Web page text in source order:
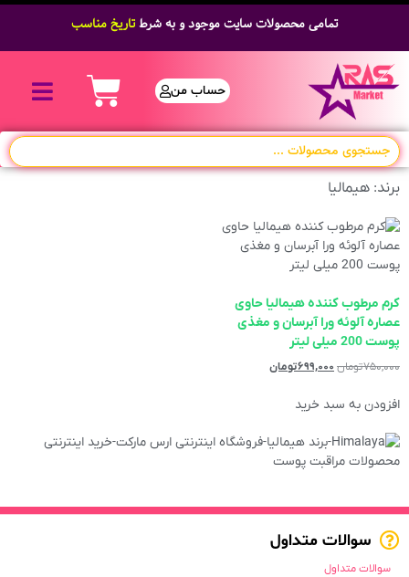
تمامی محصولات سایت موجود و به شرطتاریخ مناسب
حساب من
برند: هیمالیا
کرم مرطوب کننده هیمالیا حاوی
عصاره آلوئه ورا آبرسان و مغذی
پوست 200 میلی لیتر
۷۵۰,۰۰۰تومان ۶۹۹,۰۰۰تومان
افزودن به سبد خرید
سوالات متداول
سوالات متداول